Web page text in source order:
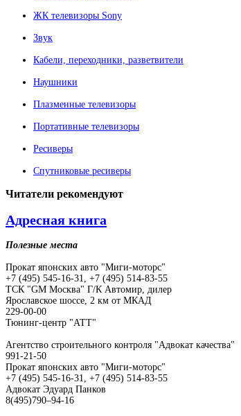
ЖК телевизоры Sony
Звук
Кабели, переходники, разветвители
Наушники
Плазменные телевизоры
Портативные телевизоры
Ресиверы
Спутниковые ресиверы
Читатели рекомендуют
Адресная книга
Полезные места
Прокат японских авто "Миги-моторс"
+7 (495) 545-16-31, +7 (495) 514-83-55
ТСК "GM Москва" Г/К Автомир, дилер
Ярославское шоссе, 2 км от МКАД
229-00-00
Тюнинг-центр "АТТ"
Агентство строительного контроля "Адвокат качества"
991-21-50
Прокат японских авто "Миги-моторс"
+7 (495) 545-16-31, +7 (495) 514-83-55
Адвокат Эдуард Панков
8(495)790–94-16